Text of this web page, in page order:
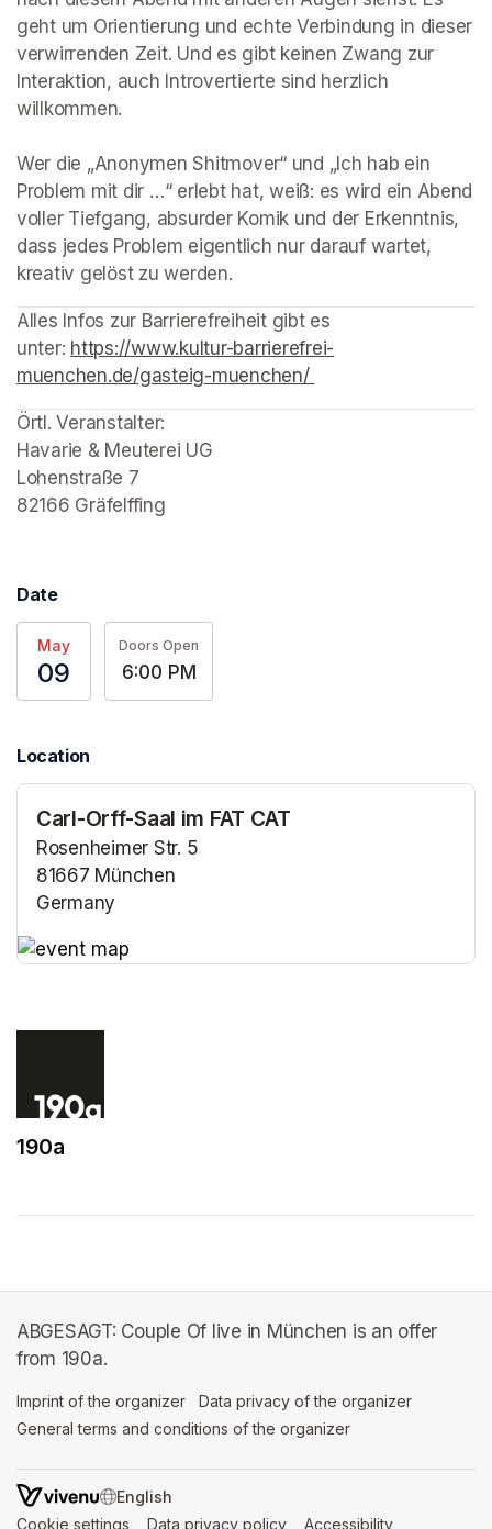
geht um Orientierung und echte Verbindung in dieser
verwirrenden Zeit. Und es gibt keinen Zwang zur
Interaktion, auch Introvertierte sind herzlich
willkommen.
Wer die „Anonymen Shitmover“ und „Ich hab ein
Problem mit dir …“ erlebt hat, weiß: es wird ein Abend
voller Tiefgang, absurder Komik und der Erkenntnis,
dass jedes Problem eigentlich nur darauf wartet,
kreativ gelöst zu werden.
Alles Infos zur Barrierefreiheit gibt es
unter: https://www.kultur-barrierefrei-
muenchen.de/gasteig-muenchen/
Örtl. Veranstalter:
Havarie & Meuterei UG
Lohenstraße 7
82166 Gräfelffing
Date
May
09
Doors Open
6:00 PM
Location
Carl-Orff-Saal im FAT CAT
Rosenheimer Str. 5
81667 München
Germany
190a
ABGESAGT: Couple Of live in München is an offer
from 190a.
Imprint of the organizer (opens in a new tab)
Data privacy of the organizer
General terms and conditions of the organizer
SWITCH LANGUAGE
Cookie settings (opens in a new tab)
Data privacy policy (opens in a new tab)
Accessibility